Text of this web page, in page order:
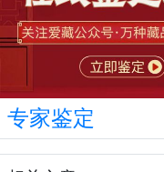
专家鉴定